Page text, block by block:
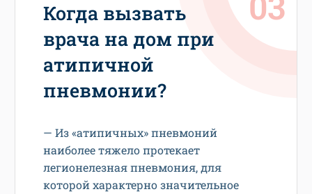
Когда вызвать
врача на дом при
атипичной
пневмонии?
— Из «атипичных» пневмоний
наиболее тяжело протекает
легионелезная пневмония, для
которой характерно значительное